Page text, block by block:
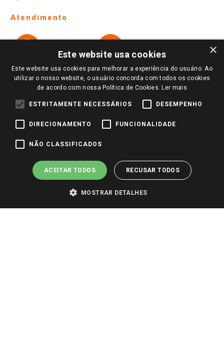
Lojas Físicas e Horários
Ofertas
Notícias
Perguntas frequentes
Trabalhe Conosco
Formas de Pagamento
Políticas de entrega
Trocas e Devoluções
Atendimento
Vendas Online
Ouvidoria
Redes Sociais
×
Este website usa cookies
Este website usa cookies para melhorar a experiência do usuário. Ao
utilizar o nosso website, o usuário concorda com todos os cookies
de acordo com nossa Política de Cookies. Ler mais
ESTRITAMENTE NECESSÁRIOS DESEMPENHO
DIRECIONAMENTO FUNCIONALIDADE
NÃO CLASSIFICADOS
ACEITAR TODOS RECUSAR TODOS
MOSTRAR DETALHES